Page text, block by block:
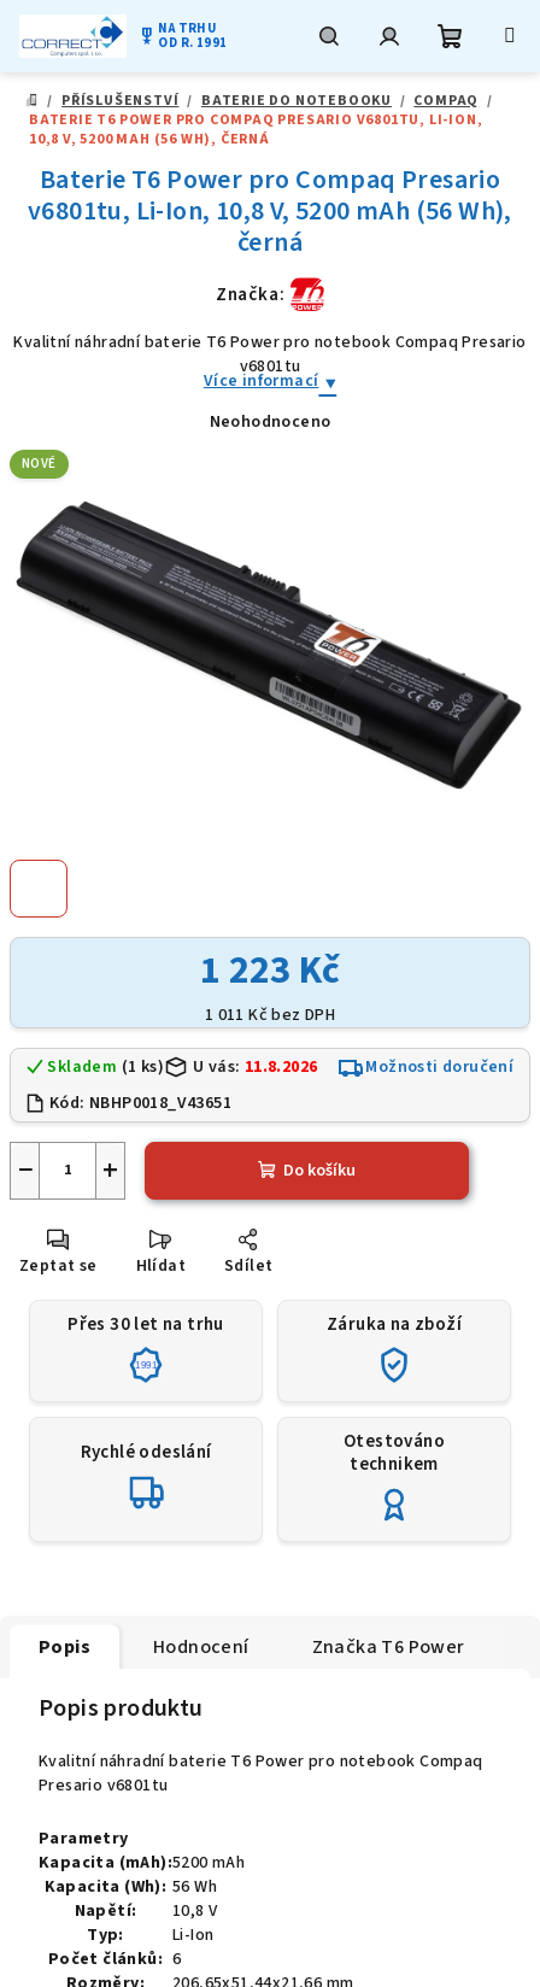
obsah
military_tech NA TRHU
OD R. 1991
DOMŮ
/ PŘÍSLUŠENSTVÍ / BATERIE DO NOTEBOOKU / COMPAQ /
BATERIE T6 POWER PRO COMPAQ PRESARIO V6801TU, LI-ION,
10,8 V, 5200 MAH (56 WH), ČERNÁ
1 223 Kč
1 011 Kč bez DPH
Skladem (1 ks) U vás: 11.8.2026
Možnosti doručení
Kód: NBHP0018_V43651
+
− Do košíku
Zeptat se Hlídat Sdílet
Baterie T6 Power pro Compaq Presario
v6801tu, Li-Ion, 10,8 V, 5200 mAh (56 Wh),
černá
Značka:
Kvalitní náhradní baterie T6 Power pro notebook Compaq Presario
v6801tu
Více informací
Průměrné
Neohodnoceno
NOVÉ
Přes 30 let na trhu
1991
Záruka na zboží
Rychlé odeslání
Otestováno
technikem
Popis Hodnocení Značka T6 Power
Popis produktu
Kvalitní náhradní baterie T6 Power pro notebook Compaq
Presario v6801tu
Parametry
Kapacita (mAh):5200 mAh
Kapacita (Wh): 56 Wh
Napětí:
10,8 V
Typ:
Li-Ion
Počet článků: 6